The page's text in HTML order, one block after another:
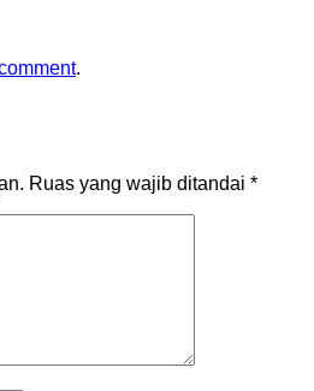
.
Ruas yang wajib ditandai *